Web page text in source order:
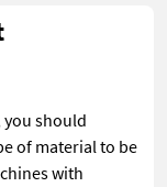
you should
of material to be
with